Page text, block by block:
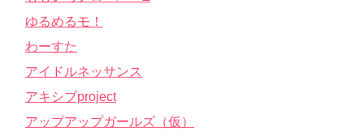
ゆるめるモ！
わーすた
アイドルネッサンス
アキシブproject
アップアップガールズ（仮）